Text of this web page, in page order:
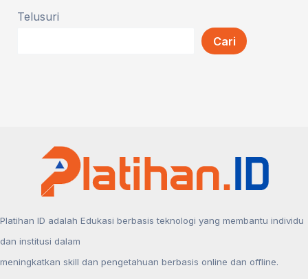
Telusuri
Cari
Platihan ID adalah Edukasi berbasis teknologi yang membantu individu
dan institusi dalam
meningkatkan skill dan pengetahuan berbasis online dan offline.